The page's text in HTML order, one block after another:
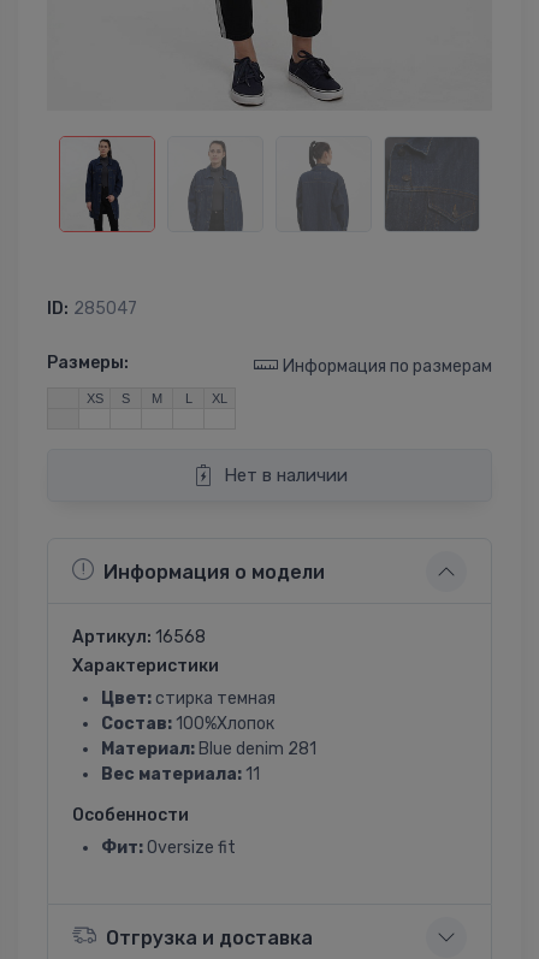
ID: 285047
Размеры: Информация по размерам
XS S M L XL
Нет в наличии
Информация о модели
Артикул: 16568
Характеристики
Цвет: стирка темная
Состав: 100%Хлопок
Материал: Blue denim 281
Вес материала: 11
Особенности
Фит: Oversize fit
Отгрузка и доставка